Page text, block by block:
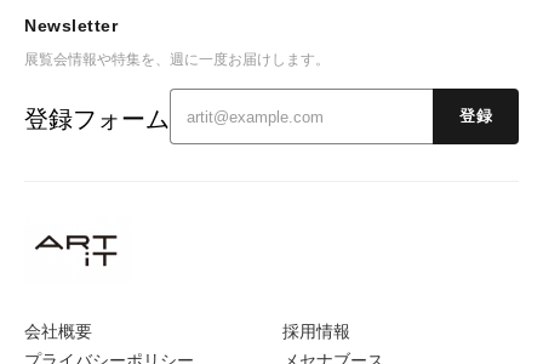
会社概要
プライバシーポリシー
採用情報
メセナブース
Newsletter
展覧会情報や特集を、週に一度お届けします。
登録フォーム 登録